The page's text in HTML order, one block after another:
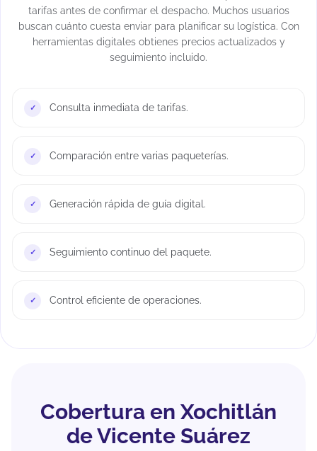
tarifas antes de confirmar el despacho. Muchos usuarios
buscan cuánto cuesta enviar para planificar su logística. Con
herramientas digitales obtienes precios actualizados y
seguimiento incluido.
Consulta inmediata de tarifas.
Comparación entre varias paqueterías.
Generación rápida de guía digital.
Seguimiento continuo del paquete.
Control eficiente de operaciones.
Cobertura en Xochitlán
de Vicente Suárez